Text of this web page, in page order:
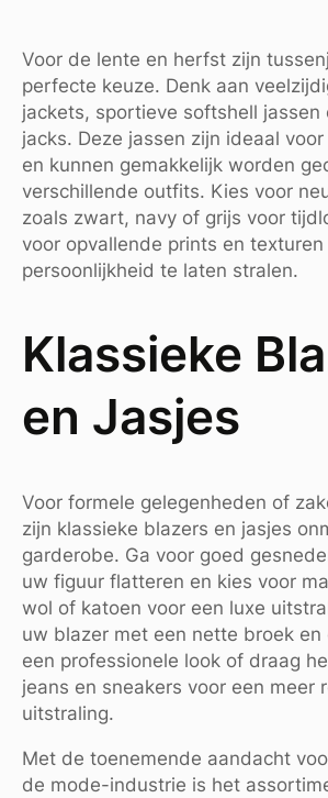
Voor de lente en herfst zijn
perfecte keuze. Denk aan
jackets, sportieve softshell jassen
jacks. Deze jassen zijn ideaal
en kunnen gemakkelijk worden
verschillende outfits. Kies voor
zoals zwart, navy of grijs voor
voor opvallende prints en texturen
persoonlijkheid te laten stralen.
Klassieke
en Jasjes
Voor formele gelegenheden of
zijn klassieke blazers en jasjes
garderobe. Ga voor goed
uw figuur flatteren en kies voor
wol of katoen voor een luxe
uw blazer met een nette broek en
een professionele look of draag
jeans en sneakers voor een meer
uitstraling.
Met de toenemende aandacht
de mode-industrie is het